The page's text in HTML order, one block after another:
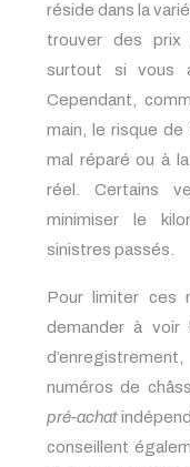
réside dans la
trouver des prix
surtout si vous
Cependant,
main, le risque de
mal réparé ou à
réel. Certains
minimiser le
sinistres passés.
Pour limiter ces
demander à
numéros de
pré-achat
conseillent